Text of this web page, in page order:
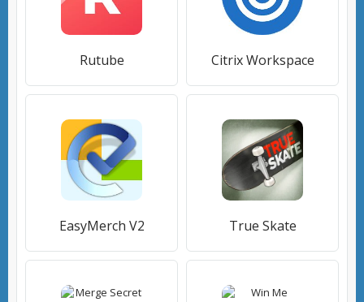
Rutube Citrix Workspace
EasyMerch V2 True Skate